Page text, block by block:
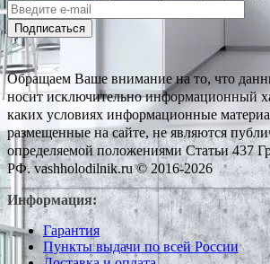
Подписаться
Обращаем Ваше внимание на то, что
носит исключительно информационный
каких условиях информационные
размещенные на сайте, не являются
определяемой положениями Статьи 437
РФ. vashholodilnik.ru © 2016-2026
Информация:
Гарантия
Пункты выдачи по всей России